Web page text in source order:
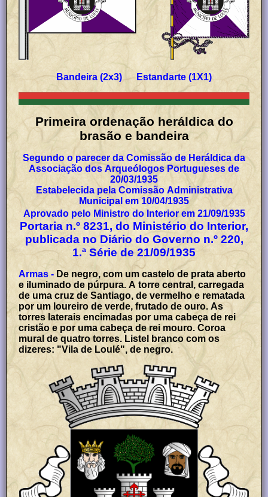
Bandeira (2x3) Estandarte (1X1)
Primeira ordenação heráldica do
brasão e bandeira
Segundo o parecer da Comissão de Heráldica da
Associação dos Arqueólogos Portugueses de
20/03/1935
Estabelecida pela Comissão Administrativa
Municipal em 10/04/1935
Aprovado pelo Ministro do Interior em 21/09/1935
Portaria n.º 8231, do Ministério do Interior,
publicada no Diário do Governo n.º 220,
1.ª Série de 21/09/1935
Armas - De negro, com um castelo de prata aberto
e iluminado de púrpura. A torre central, carregada
de uma cruz de Santiago, de vermelho e rematada
por um loureiro de verde, frutado de ouro. As
torres laterais encimadas por uma cabeça de rei
cristão e por uma cabeça de rei mouro. Coroa
mural de quatro torres. Listel branco com os
dizeres: "Vila de Loulé", de negro.